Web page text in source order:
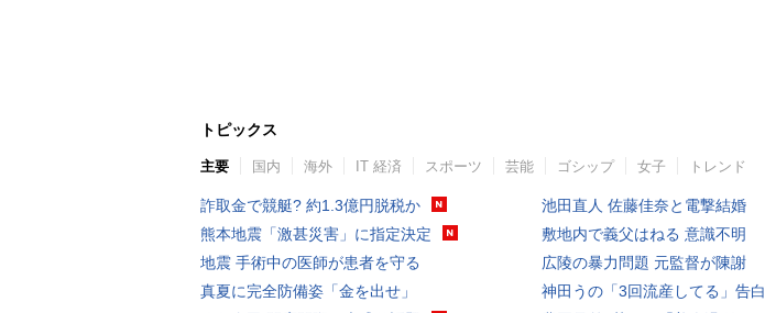
トピックス
主要 国内 海外 IT 経済 スポーツ 芸能 ゴシップ 女子 トレンド
詐取金で競艇? 約1.3億円脱税か
熊本地震「激甚災害」に指定決定
地震 手術中の医師が患者を守る
真夏に完全防備姿「金を出せ」
池田直人 佐藤佳奈と電撃結婚
敷地内で義父はねる 意識不明
広陵の暴力問題 元監督が陳謝
神田うの「3回流産してる」告白